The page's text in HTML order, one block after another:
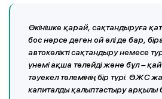
Өкінішке қарай, сақтандыруға
бос нәрсе деген ой әлі де бар,
автокөлікті сақтандыру немесе
үнемі ақша төлейді және бұл –
тәуекел төлемінің бір түрі. ӨЖС
капиталды қалыптастыру арқылы